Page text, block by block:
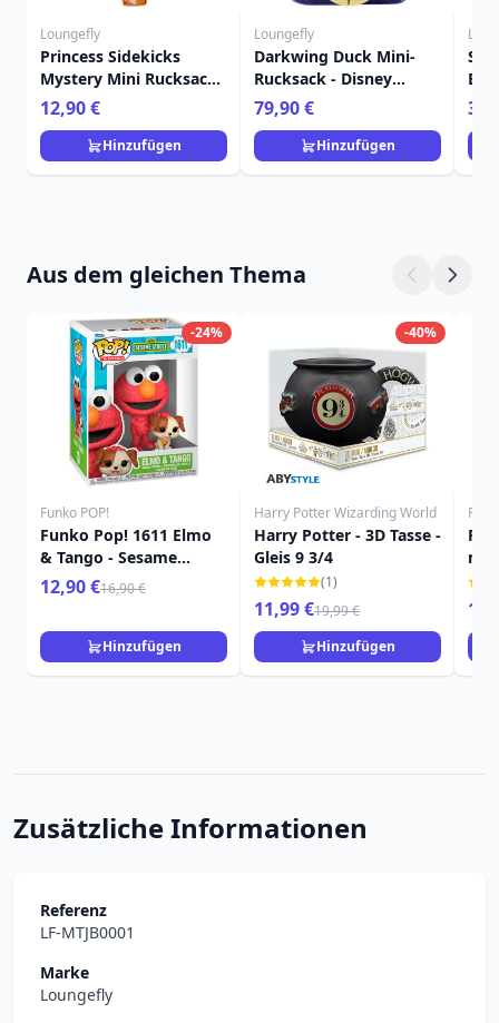
Loungefly
Princess Sidekicks
Mystery Mini Rucksack
Schlüsselanhänger
Charm - Disney
Loungefly
12,90 €
Hinzufügen
Loungefly
Darkwing Duck Mini-
Rucksack - Disney
Loungefly
79,90 €
Hinzufügen
Aus dem gleichen Thema
-24%
Funko POP!
Funko Pop! 1611 Elmo
& Tango - Sesame
Street
12,90 €16,90 €
Hinzufügen
-40%
Harry Potter Wizarding World
Harry Potter - 3D Tasse -
Gleis 9 3/4
(1)
11,99 €19,99 €
Hinzufügen
mit
Zusätzliche Informationen
Referenz
LF-MTJB0001
Marke
Loungefly